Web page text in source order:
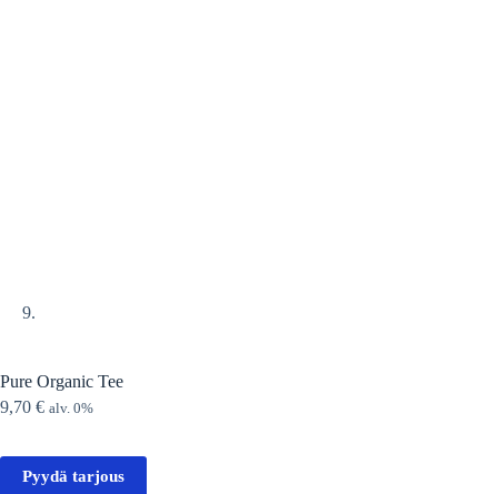
Pure Organic Tee
9,70 € alv. 0%
Pyydä tarjous